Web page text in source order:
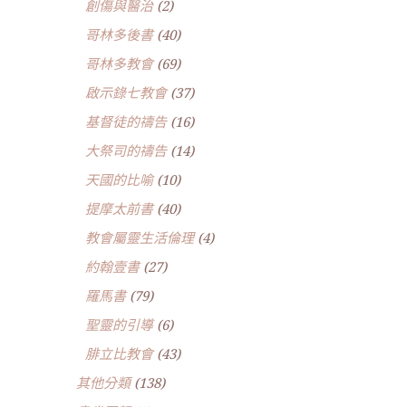
創傷與醫治(2)
哥林多後書(40)
哥林多教會(69)
啟示錄七教會(37)
基督徒的禱告(16)
大祭司的禱告(14)
天國的比喻(10)
提摩太前書(40)
教會屬靈生活倫理(4)
約翰壹書(27)
羅馬書(79)
聖靈的引導(6)
腓立比教會(43)
其他分類(138)